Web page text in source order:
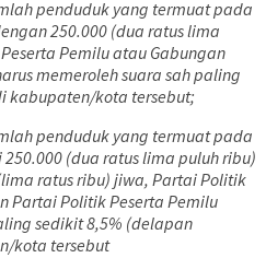
penduduk yang termuat pada
250.000 (dua ratus lima
Pemilu atau Gabungan
memeroleh suara sah paling
kabupaten/kota tersebut;
penduduk yang termuat pada
(dua ratus lima puluh ribu)
ratus ribu) jiwa, Partai Politik
Partai Politik Peserta Pemilu
sedikit 8,5% (delapan
kota tersebut